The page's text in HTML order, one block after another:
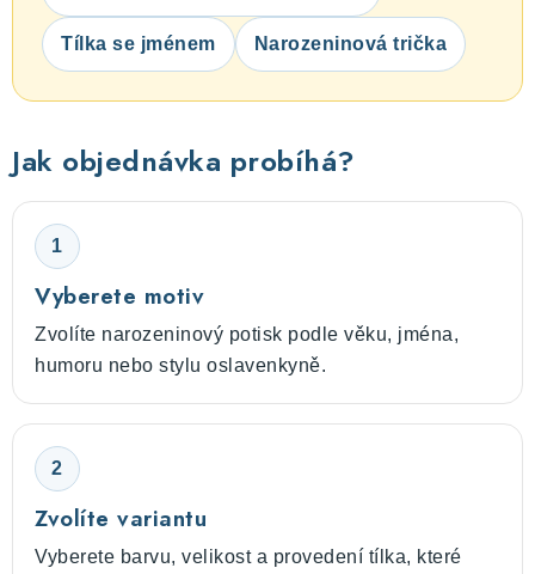
Tílka se jménem Narozeninová trička
Jak objednávka probíhá?
1
Vyberete motiv
Zvolíte narozeninový potisk podle věku, jména,
humoru nebo stylu oslavenkyně.
2
Zvolíte variantu
Vyberete barvu, velikost a provedení tílka, které